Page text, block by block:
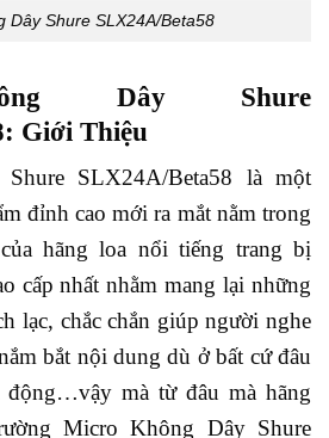
Dây Shure SLX24A/Beta58
Dây Shure
Giới Thiệu
SLX24A/Beta58 là một
đỉnh cao mới ra mắt nằm trong
hãng loa nổi tiếng trang bị
cấp nhất nhằm mang lại những
lạc, chắc chắn giúp người nghe
bắt nội dung dù ở bất cứ đâu
mà từ đâu mà hãng
Micro Không Dây Shure